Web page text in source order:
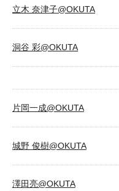
立木 奈津子@OKUTA
洞谷 彩@OKUTA
片岡一成@OKUTA
城野 俊樹@OKUTA
澤田亮@OKUTA